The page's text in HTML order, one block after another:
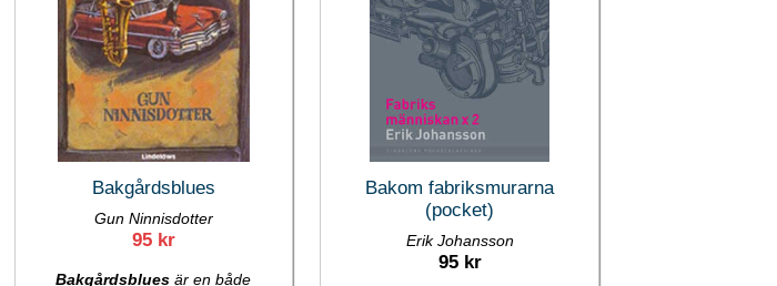
Bakgårdsblues
Gun Ninnisdotter
95 kr
Bakgårdsblues är en både
Bakom fabriksmurarna
(pocket)
Erik Johansson
95 kr